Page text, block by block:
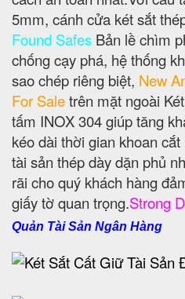
5mm, cánh cửa két sắt
Found Safes Bản lề chìm
chống cạy phá, hệ thống
sao chép riêng biệt, New
For Saletrên mặt ngoài
tấm INOX 304 giúp tăng
kéo dài thời gian khoan
tài sản thép dày dặn phủ
rãi cho quý khách hàng
giấy tờ quan trọng.Strong
Quản Tài Sản Ngân Hàng